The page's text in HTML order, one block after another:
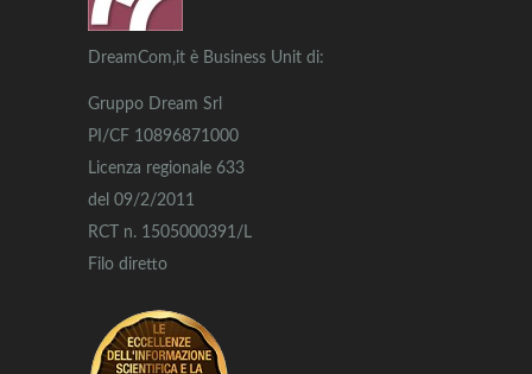
DreamCom,it è Business Unit di:
Gruppo Dream Srl
PI/CF 10896871000
Licenza regionale 633
del 09/2/2011
RCT n. 1505000391/L
Filo diretto